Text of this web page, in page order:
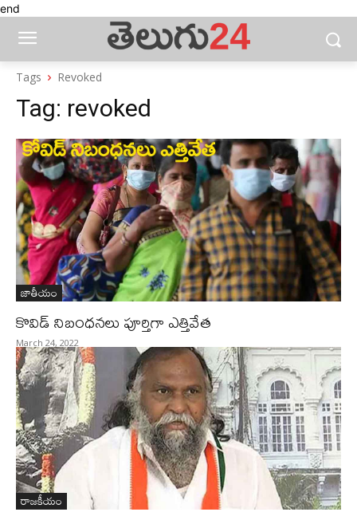
end
Tags Revoked
Tag: revoked
జాతీయం
కొవిడ్‌ నిబంధనలు పూర్తిగా ఎత్తివేత
March 24, 2022
రాజకీయం